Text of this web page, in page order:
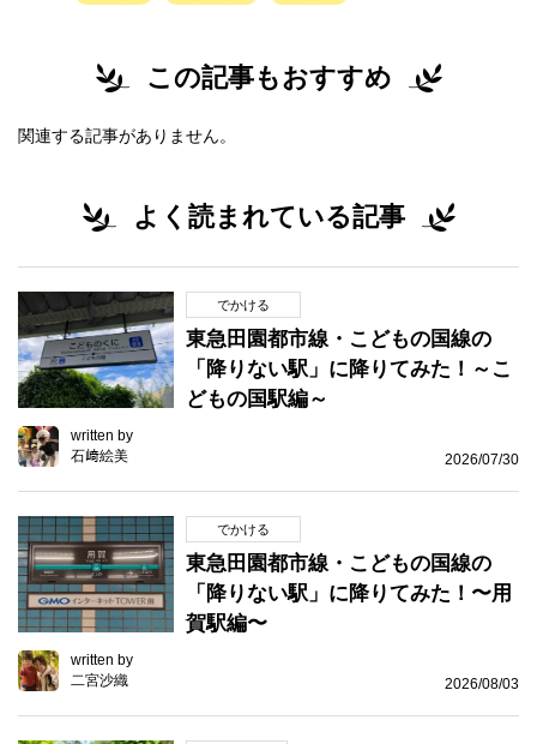
この記事もおすすめ
関連する記事がありません。
よく読まれている記事
でかける
東急田園都市線・こどもの国線の
「降りない駅」に降りてみた！～こ
どもの国駅編～
written by
石﨑絵美
2026/07/30
でかける
東急田園都市線・こどもの国線の
「降りない駅」に降りてみた！〜用
賀駅編〜
written by
二宮沙織
2026/08/03